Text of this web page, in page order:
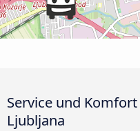
Service und
Ljubljana